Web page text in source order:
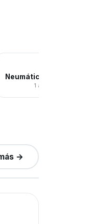
Neumáticos y baterías
1 abierta
→